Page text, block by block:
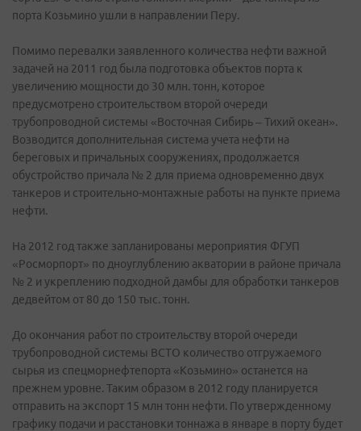
порта Козьмино ушли в направлении Перу.
Помимо перевалки заявленного количества нефти важной
задачей на 2011 год была подготовка объектов порта к
увеличению мощности до 30 млн. тонн, которое
предусмотрено строительством второй очереди
трубопроводной системы «Восточная Сибирь – Тихий океан».
Возводится дополнительная система учета нефти на
береговых и причальных сооружениях, продолжается
обустройство причала № 2 для приема одновременно двух
танкеров и строительно-монтажные работы на пункте приема
нефти.
На 2012 год также запланированы мероприятия ФГУП
«Росморпорт» по дноуглублению акватории в районе причала
№ 2 и укреплению подходной дамбы для обработки танкеров
дедвейтом от 80 до 150 тыс. тонн.
До окончания работ по строительству второй очереди
трубопроводной системы ВСТО количество отгружаемого
сырья из спецморнефтепорта «Козьмино» останется на
прежнем уровне. Таким образом в 2012 году планируется
отправить на экспорт 15 млн тонн нефти. По утвержденному
графику подачи и расстановки тоннажа в январе в порту будет